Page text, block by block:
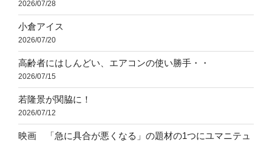
2026/07/28
小倉アイス
2026/07/20
高齢者にはしんどい、エアコンの使い勝手・・
2026/07/15
若隆景が関脇に！
2026/07/12
映画 「急に具合が悪くなる」の題材の1つにユマニテュ